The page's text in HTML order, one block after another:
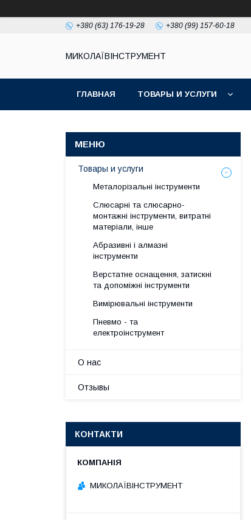
+380 (63) 176-19-28 +380 (99) 157-60-18
МИКОЛАЇВІНСТРУМЕНТ
ГЛАВНАЯ ТОВАРЫ И УСЛУГИ
Товары и услуги
Металорізальні інструменти
Слюсарні та слюсарно-
монтажні інструменти, витратні
матеріали, інше
Абразивні і алмазні
інструменти
Верстатне оснащення, затискні
та допоміжні інструменти
Вимірювальні інструменти
Пневмо - та
електроінструмент
О нас
Отзывы
КОНТАКТИ
МИКОЛАЇВІНСТРУМЕНТ